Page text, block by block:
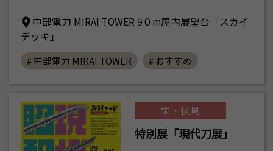
中部電力 MIRAI TOWER 9０m屋内展望台「スカイ
デッキ」
# 中部電力 MIRAI TOWER # おすすめ
栄・伏見
特別展「現代刀展」